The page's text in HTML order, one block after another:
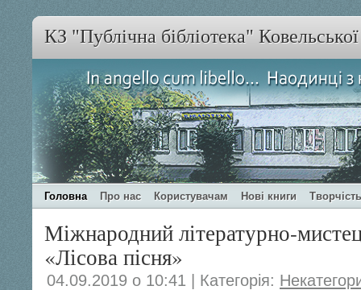
КЗ "Публічна бібліотека"
Головна Про нас Користувачам Нові книги
Міжнародний літературно-
«Лісова пісня»
04.09.2019 о 10:41 | Категорія: